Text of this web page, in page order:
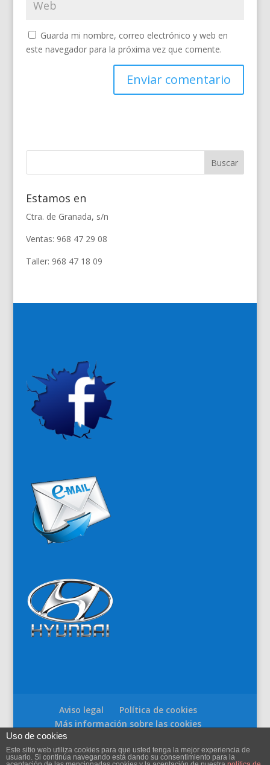
Guarda mi nombre, correo electrónico y web en
este navegador para la próxima vez que comente.
Estamos en
Ctra. de Granada, s/n
Ventas: 968 47 29 08
Taller: 968 47 18 09
Aviso legal
Política de cookies
Más información sobre las cookies
Uso de cookies
Este sitio web utiliza cookies para que usted tenga la mejor experiencia de
usuario. Si continúa navegando está dando su consentimiento para la